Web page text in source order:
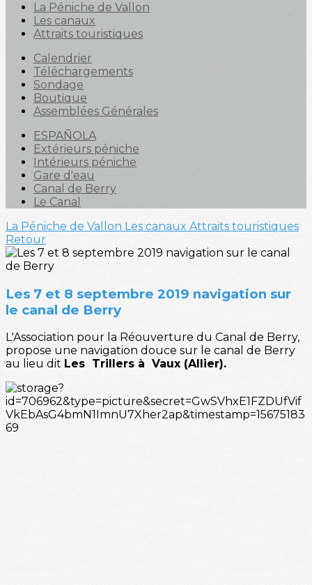
La Péniche de Vallon
Les canaux
Attraits touristiques
Calendrier
Téléchargements
Sondage
Boutique
Assemblées Générales
ESPAÑOLA
Extérieurs péniche
Intérieurs péniche
Gare d'eau
Canal de Berry
Le Canal
La Péniche de Vallon Les canaux Attraits touristiques
Retour
Les 7 et 8 septembre 2019 navigation sur
le canal de Berry
L'Association pour la Réouverture du Canal de Berry,
propose une navigation douce sur le canal de Berry
au lieu dit Les Trillers à Vaux (Allier).